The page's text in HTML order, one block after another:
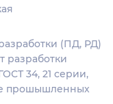
(ПД, РД)
разработки
34, 21 серии,
прошышленных